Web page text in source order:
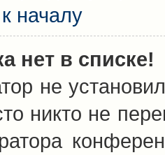
началу
нет в списке!
не
никто не